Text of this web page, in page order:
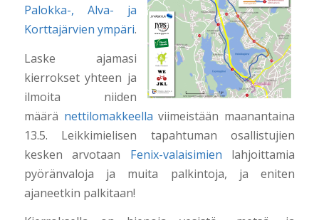
Palokka-, Alva- ja
Korttajärvien ympäri.
Laske ajamasi
kierrokset yhteen ja
ilmoita niiden
määrä nettilomakkeella viimeistään maanantaina
13.5. Leikkimielisen tapahtuman osallistujien
kesken arvotaan Fenix-valaisimien lahjoittamia
pyöränvaloja ja muita palkintoja, ja eniten
ajaneetkin palkitaan!